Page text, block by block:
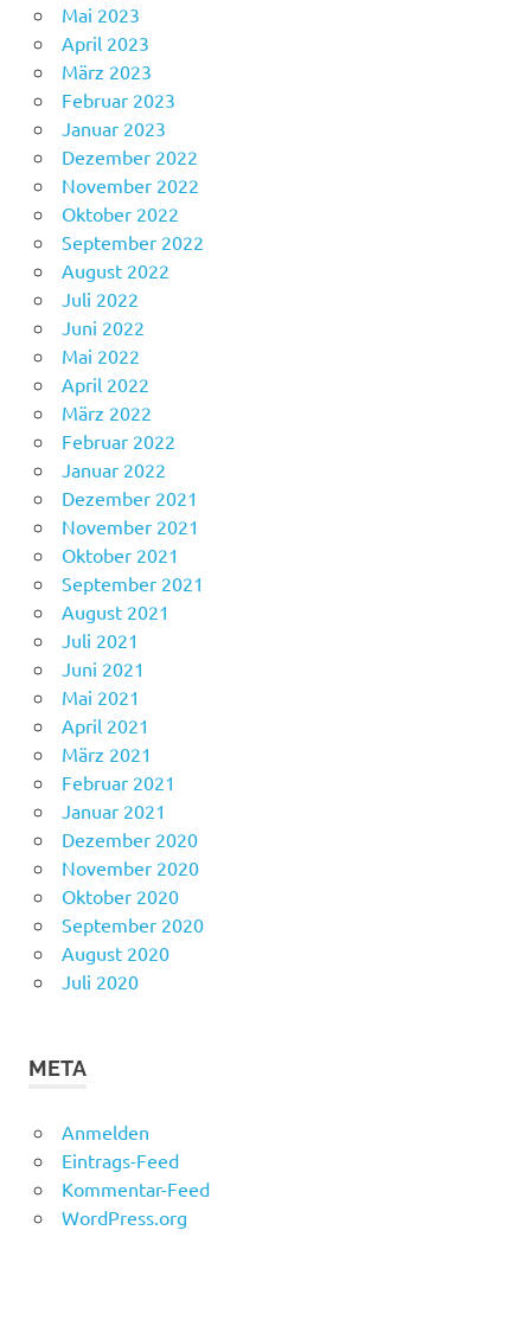
Mai 2023
April 2023
März 2023
Februar 2023
Januar 2023
Dezember 2022
November 2022
Oktober 2022
September 2022
August 2022
Juli 2022
Juni 2022
Mai 2022
April 2022
März 2022
Februar 2022
Januar 2022
Dezember 2021
November 2021
Oktober 2021
September 2021
August 2021
Juli 2021
Juni 2021
Mai 2021
April 2021
März 2021
Februar 2021
Januar 2021
Dezember 2020
November 2020
Oktober 2020
September 2020
August 2020
Juli 2020
META
Anmelden
Eintrags-Feed
Kommentar-Feed
WordPress.org